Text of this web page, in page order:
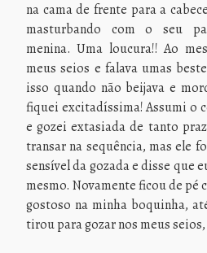
na cama de frente para a
masturbando com o seu
menina. Uma loucura!! Ao
meus seios e falava umas
isso quando não beijava e
fiquei excitadíssima! Assumi o
e gozei extasiada de tanto
transar na sequência, mas ele
sensível da gozada e disse que
mesmo. Novamente ficou de pé
gostoso na minha boquinha,
tirou para gozar nos meus